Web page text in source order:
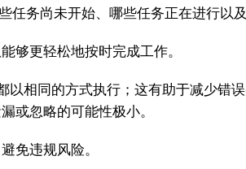
务尚未开始、哪些任务正在进行以及
够更轻松地按时完成工作。
以相同的方式执行；这有助于减少错
或忽略的可能性极小。
免违规风险。